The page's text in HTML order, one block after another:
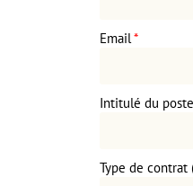
Email*
Intitulé du
Type de contrat